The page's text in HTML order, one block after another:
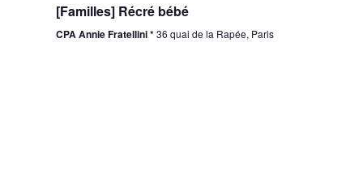
[Familles] Récré bébé
CPA Annie Fratellini *36 quai de la Rapée, Paris